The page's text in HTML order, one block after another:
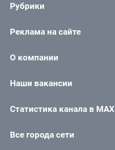
Рубрики
Реклама на сайте
О компании
Наши вакансии
Статистика канала в MAX
Все города сети